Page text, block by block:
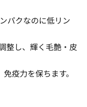
パクなのに低リン
整し、輝く毛艶・皮
疫力を保ちます。